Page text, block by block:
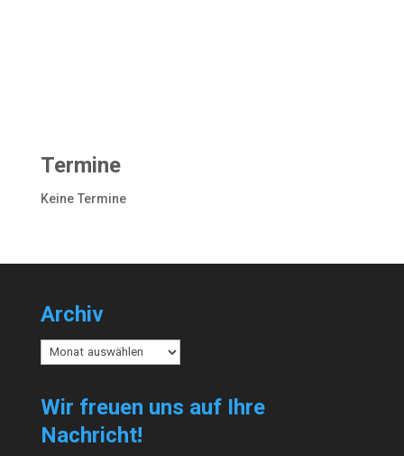
Termine
Keine Termine
Archiv
Archiv
Wir freuen uns auf Ihre
Nachricht!